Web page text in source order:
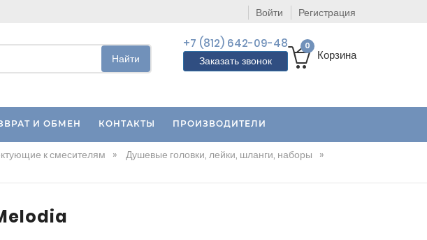
Войти Регистрация
Найти
+7 (812) 642-09-48
Заказать звонок
0
Корзина
И ОБМЕН КОНТАКТЫ ПРОИЗВОДИТЕЛИ
к смесителям » Душевые головки, лейки, шланги, наборы »